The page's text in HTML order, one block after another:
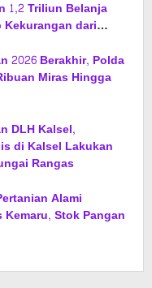
1,2 Triliun Belanja
Kekurangan dari
2026 Berakhir, Polda
Miras Hingga
DLH Kalsel,
di Kalsel Lakukan
Rangas
Alami
Stok Pangan